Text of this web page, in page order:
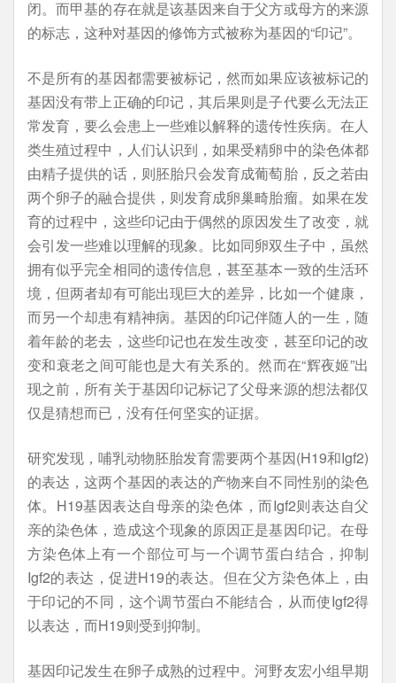
闭。而甲基的存在就是该基因来自于父方或母方的来源
的标志，这种对基因的修饰方式被称为基因的“印记”。
不是所有的基因都需要被标记，然而如果应该被标记的
基因没有带上正确的印记，其后果则是子代要么无法正
常发育，要么会患上一些难以解释的遗传性疾病。在人
类生殖过程中，人们认识到，如果受精卵中的染色体都
由精子提供的话，则胚胎只会发育成葡萄胎，反之若由
两个卵子的融合提供，则发育成卵巢畸胎瘤。如果在发
育的过程中，这些印记由于偶然的原因发生了改变，就
会引发一些难以理解的现象。比如同卵双生子中，虽然
拥有似乎完全相同的遗传信息，甚至基本一致的生活环
境，但两者却有可能出现巨大的差异，比如一个健康，
而另一个却患有精神病。基因的印记伴随人的一生，随
着年龄的老去，这些印记也在发生改变，甚至印记的改
变和衰老之间可能也是大有关系的。然而在“辉夜姬”出
现之前，所有关于基因印记标记了父母来源的想法都仅
仅是猜想而已，没有任何坚实的证据。
研究发现，哺乳动物胚胎发育需要两个基因(H19和Igf2)
的表达，这两个基因的表达的产物来自不同性别的染色
体。H19基因表达自母亲的染色体，而Igf2则表达自父
亲的染色体，造成这个现象的原因正是基因印记。在母
方染色体上有一个部位可与一个调节蛋白结合，抑制
Igf2的表达，促进H19的表达。但在父方染色体上，由
于印记的不同，这个调节蛋白不能结合，从而使Igf2得
以表达，而H19则受到抑制。
基因印记发生在卵子成熟的过程中。河野友宏小组早期